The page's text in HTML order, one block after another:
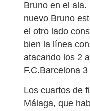
Bruno en el
nuevo Bruno
el otro lado
bien la línea
atacando los 2
F.C.Barcelona
Los cuartos de
Málaga, que